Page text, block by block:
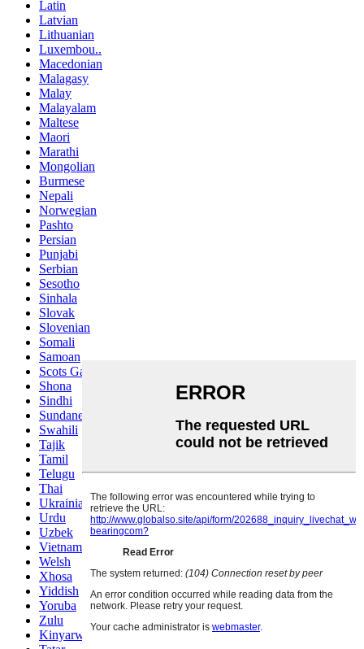
Latin
Latvian
Lithuanian
Luxembou..
Macedonian
Malagasy
Malay
Malayalam
Maltese
Maori
Marathi
Mongolian
Burmese
Nepali
Norwegian
Pashto
Persian
Punjabi
Serbian
Sesotho
Sinhala
Slovak
Slovenian
Somali
Samoan
Scots Gaelic
Shona
Sindhi
Sundanese
Swahili
Tajik
Tamil
Telugu
Thai
Ukrainian
Urdu
Uzbek
Vietnamese
Welsh
Xhosa
Yiddish
Yoruba
Zulu
Kinyarwanda